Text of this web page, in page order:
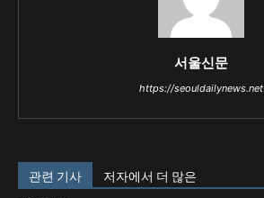
서울신문
https://seouldailynews.net
관련 기사 저자에서 더 많은